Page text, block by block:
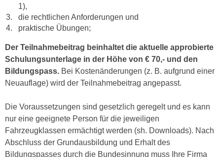
1),
die rechtlichen Anforderungen und
praktische Übungen;
Der Teilnahmebeitrag beinhaltet die aktuelle approbierte
Schulungsunterlage in der Höhe von € 70,- und den
Bildungspass. Bei Kostenänderungen (z. B. aufgrund einer
Neuauflage) wird der Teilnahmebeitrag angepasst.
Die Voraussetzungen sind gesetzlich geregelt und es kann
nur eine geeignete Person für die jeweiligen
Fahrzeugklassen ermächtigt werden (sh. Downloads). Nach
Abschluss der Grundausbildung und Erhalt des
Bildungspasses durch die Bundesinnung muss Ihre Firma
u
A
n
a
l
y
e
w
e
c
e
e
r
C
o
k
i
e
-